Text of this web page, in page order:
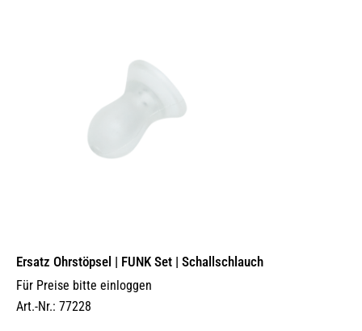
Ersatz Ohrstöpsel | FUNK Set | Schallschlauch
Für Preise bitte einloggen
Art.-Nr.: 77228